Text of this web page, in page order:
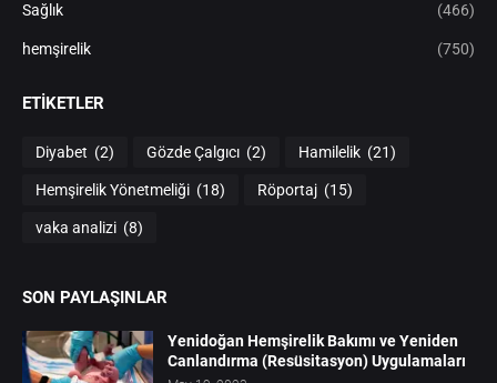
Sağlık (466)
hemşirelik (750)
ETIKETLER
Diyabet (2) Gözde Çalgıcı (2) Hamilelik (21)
Hemşirelik Yönetmeliği (18) Röportaj (15)
vaka analizi (8)
SON PAYLAŞINLAR
Yenidoğan Hemşirelik Bakımı ve Yeniden
Canlandırma (Resüsitasyon) Uygulamaları